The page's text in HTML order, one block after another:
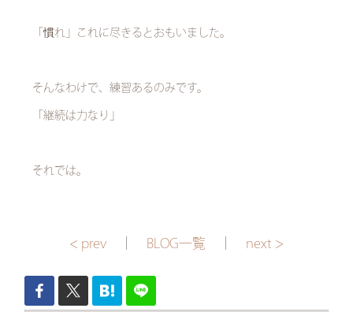
「慣れ」これに尽きるとおもいました。
そんなわけで、練習あるのみです。
「継続は力なり」
それでは。
< prev BLOG一覧 next >